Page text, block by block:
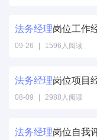
法务经理岗位工作
09-26 1596人阅读
法务经理岗位项目
08-09 2988人阅读
法务经理岗位自我